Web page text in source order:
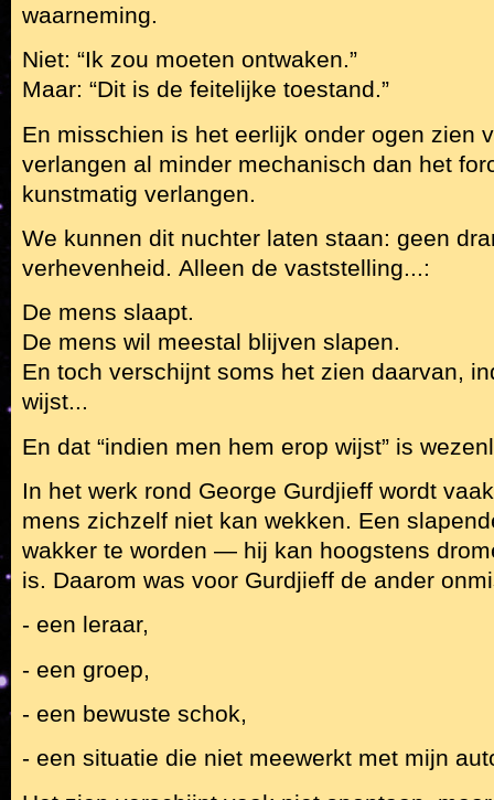
waarneming.
Niet: “Ik zou moeten ontwaken.”
Maar: “Dit is de feitelijke toestand.”
En misschien is het eerlijk onder ogen zien
verlangen al minder mechanisch dan het
kunstmatig verlangen.
We kunnen dit nuchter laten staan: geen
verhevenheid. Alleen de vaststelling...:
De mens slaapt.
De mens wil meestal blijven slapen.
En toch verschijnt soms het zien daarvan,
wijst...
En dat “indien men hem erop wijst” is
In het werk rond George Gurdjieff wordt
mens zichzelf niet kan wekken. Een
wakker te worden — hij kan hoogstens
is. Daarom was voor Gurdjieff de ander
- een leraar,
- een groep,
- een bewuste schok,
- een situatie die niet meewerkt met mijn